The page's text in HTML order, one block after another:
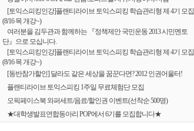
[토익스피킹인강]플랜티라이브 토익스피킹 학습관리형 제 4기 모집
(8/16 목 개강~)
여러분을 김두관과 함께하는 『정책제안 국민운동 2013 시민멘토
단』으로 모십니다.
[토익스피킹인강]플랜티라이브 토익스피킹 학습관리형 제 4기 모집
(8/16 목 개강~)
[동반참가할인] 달라도 같은 세상을 꿈꾼다면? 2012 인권어울터!
플랜티라이브 토익스피킹 1주일 무료체험단 모집
오픽페이스북 와퍼세트/음료/할인권 이벤트(선착순 500명)
★대학생발표연합동아리 POP에서 6기를 모집합니다★